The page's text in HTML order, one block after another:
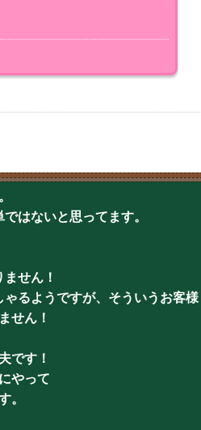
はないと思ってます。
せん！
るようですが、そういうお客様
せん！
です！
やって
。